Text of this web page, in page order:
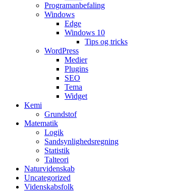
Programanbefaling
Windows
Edge
Windows 10
Tips og tricks
WordPress
Medier
Plugins
SEO
Tema
Widget
Kemi
Grundstof
Matematik
Logik
Sandsynlighedsregning
Statistik
Talteori
Naturvidenskab
Uncategorized
Videnskabsfolk